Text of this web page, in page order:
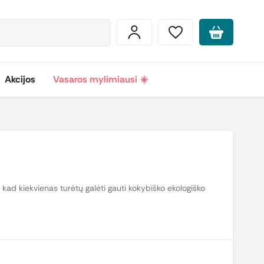
Akcijos Vasaros mylimiausi ☀️
kiekvienas turėtų galėti gauti kokybiško ekologiško
iš 50 pasaulio šalių. Visi „Clearspring“ produktai